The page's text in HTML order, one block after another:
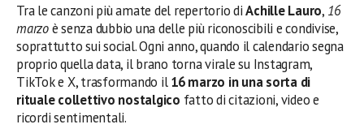
Tra le canzoni più amate del repertorio diAchille Lauro, 16
marzoè senza dubbio una delle più riconoscibili e condivise,
soprattutto sui social. Ogni anno, quando il calendario segna
proprio quella data, il brano torna virale su Instagram,
TikTok e X, trasformando il16 marzo in una sorta di
rituale collettivo nostalgico fatto di citazioni, video e
ricordi sentimentali.